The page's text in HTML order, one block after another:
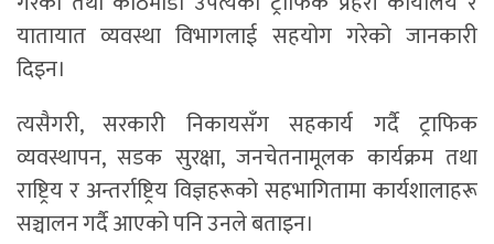
यातायात व्यवस्था विभागलाई सहयोग गरेको जानकारी
दिइन।
त्यसैगरी, सरकारी निकायसँग सहकार्य गर्दै ट्राफिक
व्यवस्थापन, सडक सुरक्षा, जनचेतनामूलक कार्यक्रम तथा
राष्ट्रिय र अन्तर्राष्ट्रिय विज्ञहरूको सहभागितामा कार्यशालाहरू
सञ्चालन गर्दै आएको पनि उनले बताइन।